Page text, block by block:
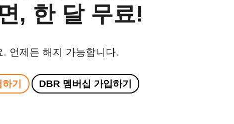
, 한 달 무료!
. 언제든 해지 가능합니다.
기 DBR 멤버십 가입하기